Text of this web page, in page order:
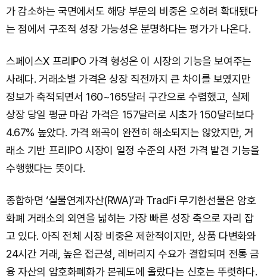
가 감소하는 국면에서도 해당 부문의 비중은 오히려 확대됐다
는 점에서 구조적 성장 가능성은 분명하다는 평가가 나온다.
스페이스X 프리IPO 가격 형성은 이 시장의 기능을 보여주는
사례다. 거래소별 가격은 상장 직전까지 큰 차이를 보였지만
정보가 축적되면서 160~165달러 구간으로 수렴했고, 실제
상장 당일 평균 마감 가격은 157달러로 시초가 150달러보다
4.67% 높았다. 가격 왜곡이 완전히 해소되지는 않았지만, 거
래소 기반 프리IPO 시장이 일정 수준의 사전 가격 발견 기능을
수행했다는 뜻이다.
종합하면 ‘실물연계자산(RWA)’과 TradFi 무기한선물은 암호
화폐 거래소의 외연을 넓히는 가장 빠른 성장 축으로 자리 잡
고 있다. 아직 전체 시장 비중은 제한적이지만, 상품 다변화와
24시간 거래, 높은 접근성, 레버리지 수요가 결합되며 전통 금
융 자산의 암호화폐화가 본궤도에 올랐다는 신호는 뚜렷하다.